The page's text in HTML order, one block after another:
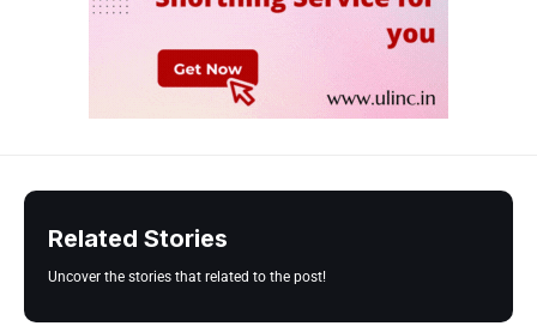
Related Stories
Uncover the stories that related to the post!